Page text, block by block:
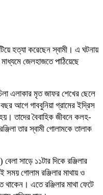
হত্যা করেছেন স্বামী। এ ঘটনায়
জেলহাজতে পাঠিয়েছে
এলাকার মৃত জাফর শেখের ছেলে
আগে গাববুনিয়া গ্রামের ইদ্রিস
তাদের বৈবাহিক জীবনে কলহ-
তার স্বামী গোলামকে তালাক
সাড়ে ১১টার দিকে রঞ্জিলার
সময় গোলাম রঞ্জিলার মাথায় ও
থাকেন। এতে রঞ্জিলার মাথা ফেটে